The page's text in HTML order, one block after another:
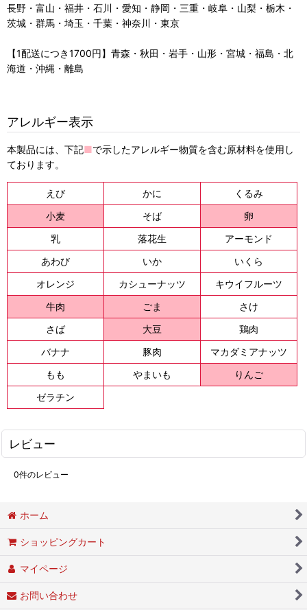
長野・富山・福井・石川・愛知・静岡・三重・岐阜・山梨・栃木・
茨城・群馬・埼玉・千葉・神奈川・東京
【1配送につき1700円】青森・秋田・岩手・山形・宮城・福島・北
海道・沖縄・離島
アレルギー表示
本製品には、下記■で示したアレルギー物質を含む原材料を使用し
ております。
えび かに
くるみ
小麦
そば
卵
乳
落花生
アーモンド
あわび
いか
いくら
オレンジ
カシューナッツ
キウイフルーツ
牛肉
ごま
さけ
さば
大豆
鶏肉
バナナ
豚肉
マカダミアナッツ
もも
やまいも
りんご
ゼラチン
レビュー
0件のレビュー
ホーム
ショッピングカート
マイページ
お問い合わせ